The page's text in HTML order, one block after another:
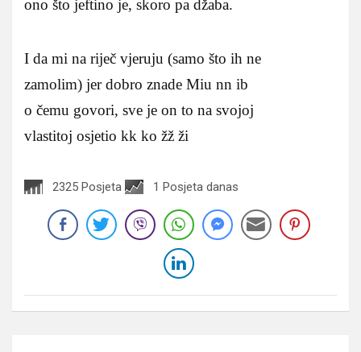
ono što jeftino je, skoro pa džaba.
I da mi na riječ vjeruju (samo što ih ne
zamolim) jer dobro znade Miu nn ib
o čemu govori, sve je on to na svojoj
vlastitoj osjetio kk ko žž ži
2325 Posjeta 1 Posjeta danas